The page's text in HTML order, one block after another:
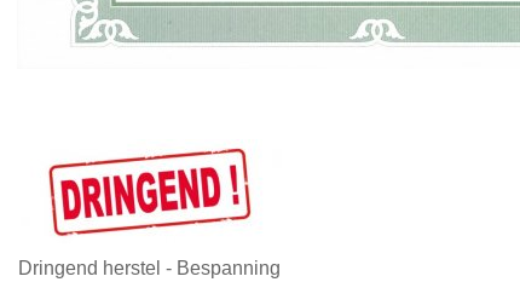
Dringend herstel - Bespanning